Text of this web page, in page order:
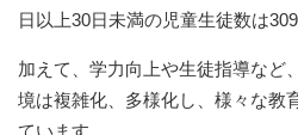
日以上30日未満の児童生徒数は
加えて、学力向上や生徒指導など
境は複雑化、多様化し、様々な教
ています。